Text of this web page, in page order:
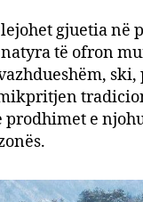
gjuetia në
të ofron
prodhimet e